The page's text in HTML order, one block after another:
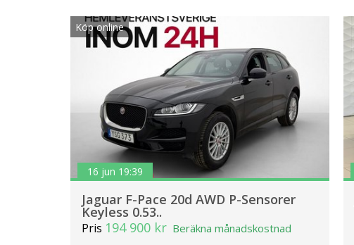
Köp online
16 jun 19:39
Jaguar F-Pace 20d AWD P-Sensorer
Keyless 0.53..
Pris 194 900 kr Beräkna månadskostnad